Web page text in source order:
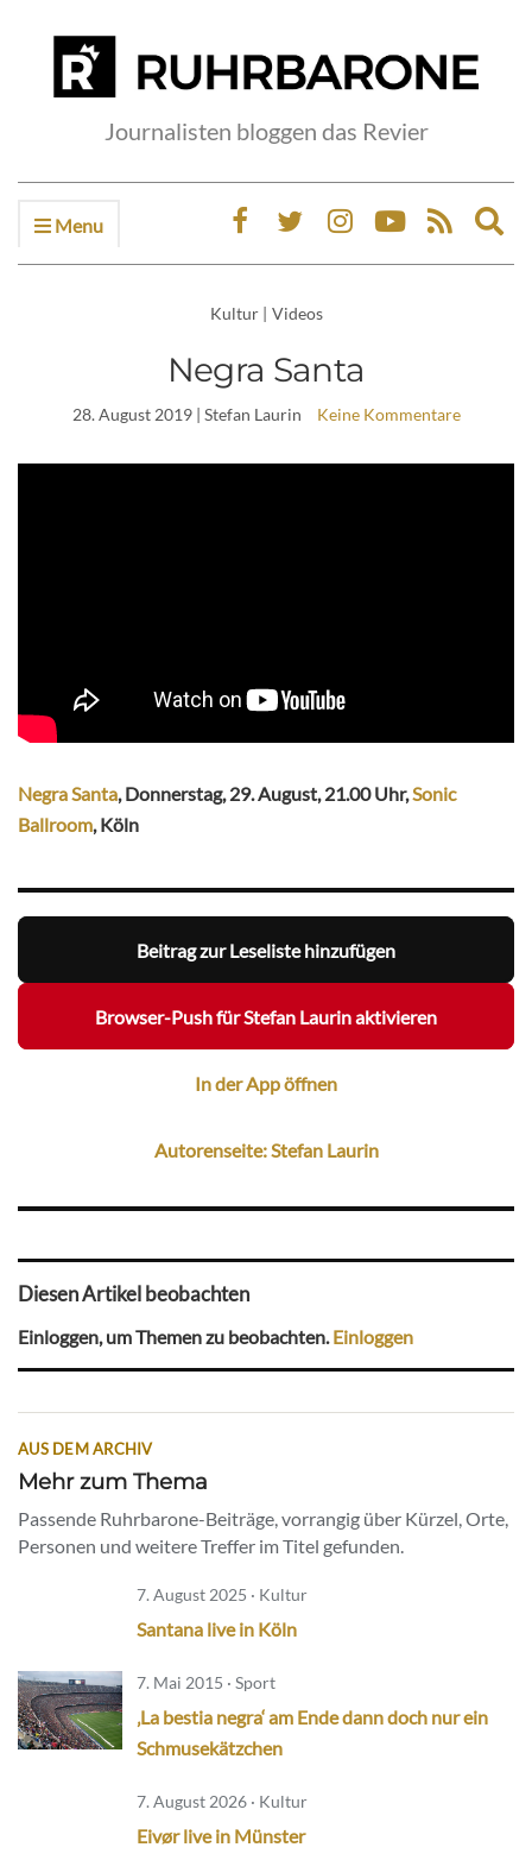
Journalisten bloggen das Revier
Menu
Kultur | Videos
Negra Santa
28. August 2019| Stefan Laurin Keine Kommentare
Negra Santa, Donnerstag, 29. August, 21.00 Uhr,Sonic
Ballroom, Köln
Beitrag zur Leseliste hinzufügen
Browser-Push für Stefan Laurin aktivieren
In der App öffnen
Autorenseite: Stefan Laurin
Diesen Artikel beobachten
Einloggen, um Themen zu beobachten. Einloggen
AUS DEM ARCHIV
Mehr zum Thema
Passende Ruhrbarone-Beiträge, vorrangig über Kürzel, Orte,
Personen und weitere Treffer im Titel gefunden.
7. August 2025 · Kultur
Santana live in Köln
7. Mai 2015 · Sport
‚La bestia negra‘ am Ende dann doch nur ein
Schmusekätzchen
7. August 2026 · Kultur
Eivør live in Münster